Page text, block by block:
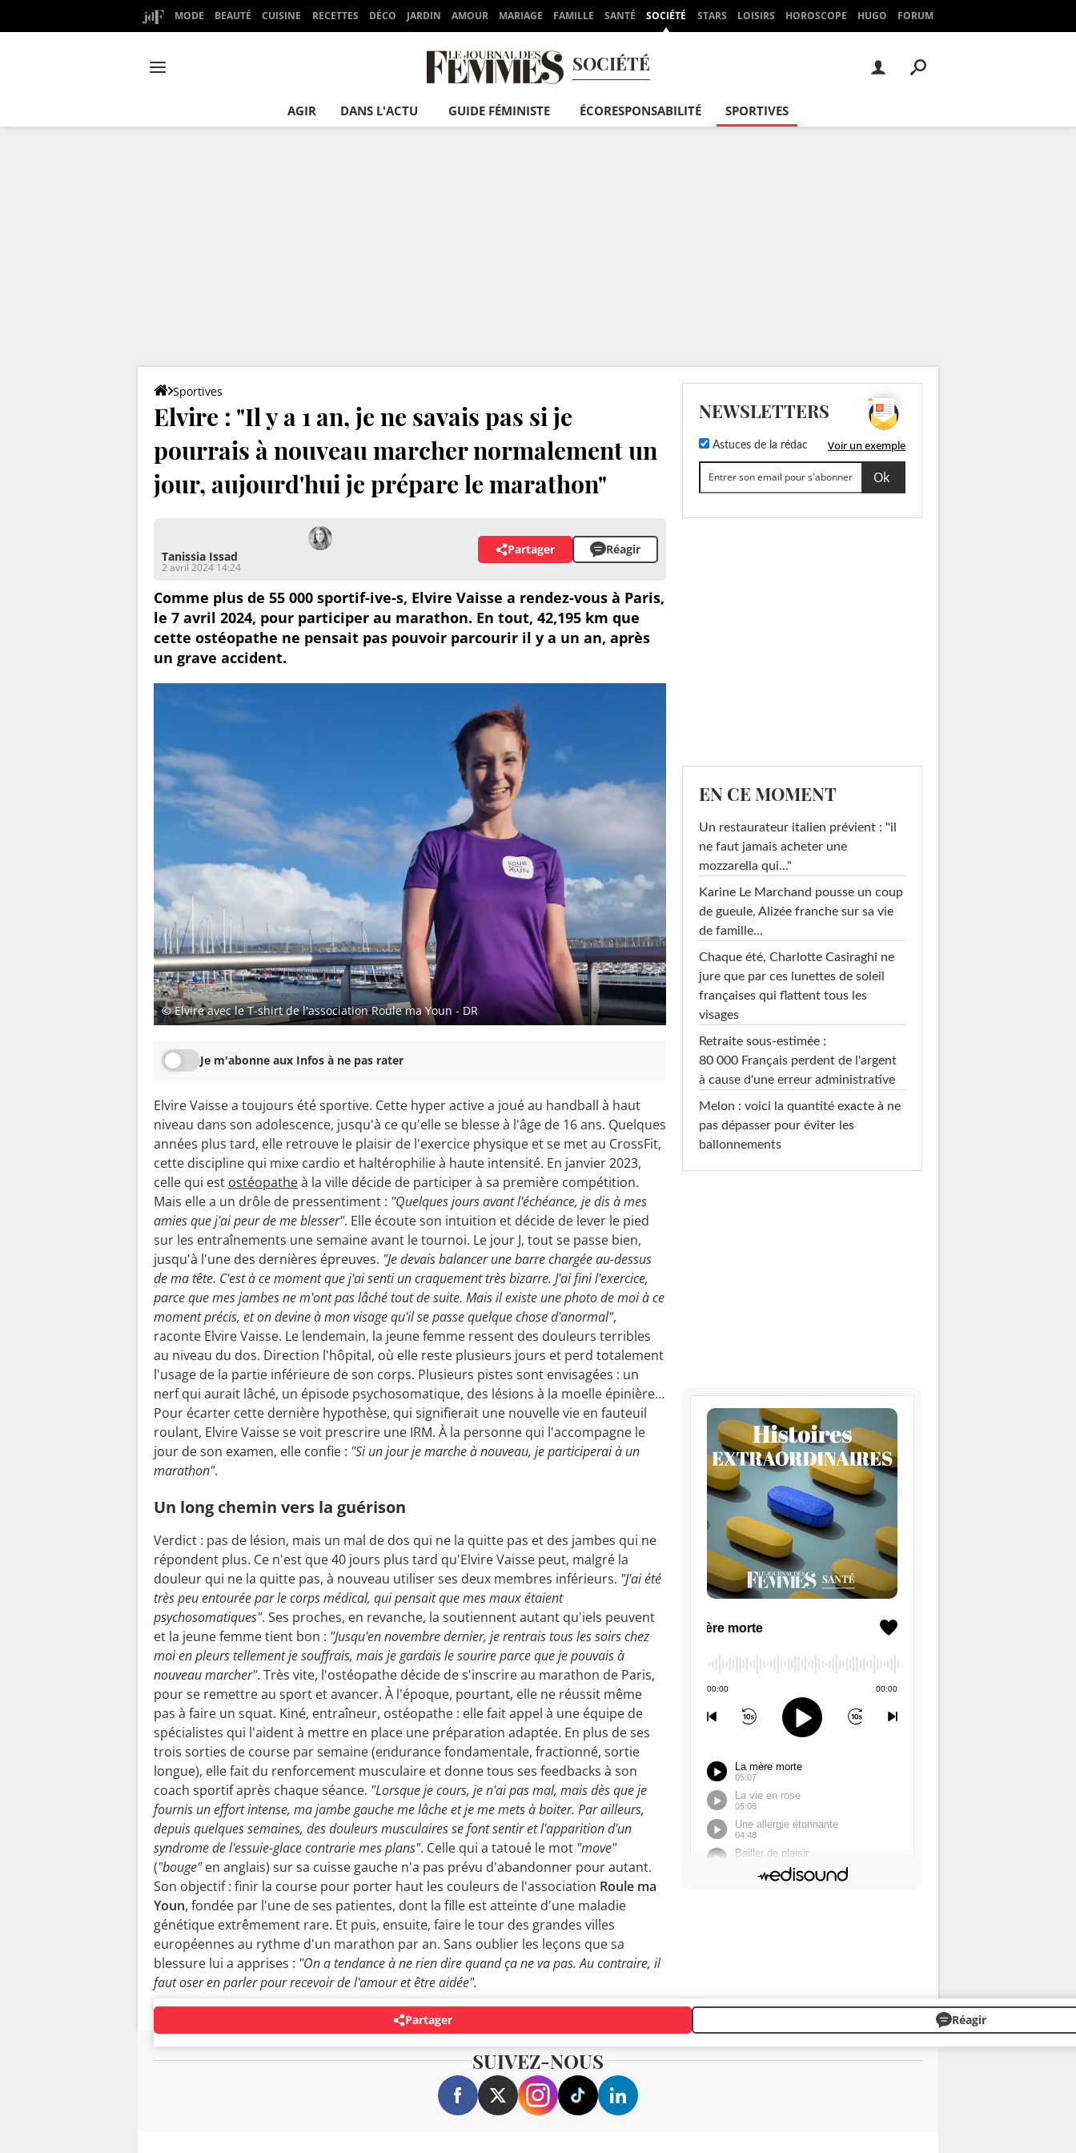
MODE BEAUTÉ CUISINE RECETTES DÉCO JARDIN AMOUR MARIAGE FAMILLE SANTÉ SOCIÉTÉ STARS LOISIRS HOROSCOPE HUGO FORUM
SOCIÉTÉ
AGIR DANS L'ACTU GUIDE FÉMINISTE ÉCORESPONSABILITÉ SPORTIVES
Sportives
Elvire : "Il y a 1 an, je ne savais pas si je
pourrais à nouveau marcher normalement un
jour, aujourd'hui je prépare le marathon"
Tanissia Issad
2 avril 2024 14:24
Partager Réagir
Comme plus de 55 000 sportif-ive-s, Elvire Vaisse a rendez-vous à Paris,
le 7 avril 2024, pour participer au marathon. En tout, 42,195 km que
cette ostéopathe ne pensait pas pouvoir parcourir il y a un an, après
un grave accident.
© Elvire avec le T-shirt de l'association Roule ma Youn - DR
Je m'abonne aux Infos à ne pas rater
Elvire Vaisse a toujours été sportive. Cette hyper active a joué au handball à haut
niveau dans son adolescence, jusqu'à ce qu'elle se blesse à l'âge de 16 ans. Quelques
années plus tard, elle retrouve le plaisir de l'exercice physique et se met au CrossFit,
cette discipline qui mixe cardio et haltérophilie à haute intensité. En janvier 2023,
celle qui est ostéopatheà la ville décide de participer à sa première compétition.
Mais elle a un drôle de pressentiment : "Quelques jours avant l'échéance, je dis à mes
amies que j'ai peur de me blesser". Elle écoute son intuition et décide de lever le pied
sur les entraînements une semaine avant le tournoi. Le jour J, tout se passe bien,
jusqu'à l'une des dernières épreuves. "Je devais balancer une barre chargée au-dessus
de ma tête. C'est à ce moment que j'ai senti un craquement très bizarre. J'ai fini l'exercice,
parce que mes jambes ne m'ont pas lâché tout de suite. Mais il existe une photo de moi à ce
moment précis, et on devine à mon visage qu'il se passe quelque chose d'anormal",
raconte Elvire Vaisse. Le lendemain, la jeune femme ressent des douleurs terribles
au niveau du dos. Direction l'hôpital, où elle reste plusieurs jours et perd totalement
l'usage de la partie inférieure de son corps. Plusieurs pistes sont envisagées : un
nerf qui aurait lâché, un épisode psychosomatique, des lésions à la moelle épinière…
Pour écarter cette dernière hypothèse, qui signifierait une nouvelle vie en fauteuil
roulant, Elvire Vaisse se voit prescrire une IRM. À la personne qui l'accompagne le
jour de son examen, elle confie : "Si un jour je marche à nouveau, je participerai à un
marathon".
Un long chemin vers la guérison
Verdict : pas de lésion, mais un mal de dos qui ne la quitte pas et des jambes qui ne
répondent plus. Ce n'est que 40 jours plus tard qu'Elvire Vaisse peut, malgré la
douleur qui ne la quitte pas, à nouveau utiliser ses deux membres inférieurs. "J'ai été
très peu entourée par le corps médical, qui pensait que mes maux étaient
psychosomatiques". Ses proches, en revanche, la soutiennent autant qu'iels peuvent
et la jeune femme tient bon : "Jusqu'en novembre dernier, je rentrais tous les soirs chez
moi en pleurs tellement je souffrais, mais je gardais le sourire parce que je pouvais à
nouveau marcher". Très vite, l'ostéopathe décide de s'inscrire au marathon de Paris,
pour se remettre au sport et avancer. À l'époque, pourtant, elle ne réussit même
pas à faire un squat. Kiné, entraîneur, ostéopathe : elle fait appel à une équipe de
spécialistes qui l'aident à mettre en place une préparation adaptée. En plus de ses
trois sorties de course par semaine (endurance fondamentale, fractionné, sortie
longue), elle fait du renforcement musculaire et donne tous ses feedbacks à son
coach sportif après chaque séance. "Lorsque je cours, je n'ai pas mal, mais dès que je
fournis un effort intense, ma jambe gauche me lâche et je me mets à boiter. Par ailleurs,
depuis quelques semaines, des douleurs musculaires se font sentir et l'apparition d'un
syndrome de l'essuie-glace contrarie mes plans". Celle qui a tatoué le mot "move"
("bouge"en anglais) sur sa cuisse gauche n'a pas prévu d'abandonner pour autant.
Son objectif : finir la course pour porter haut les couleurs de l'association Roule ma
Youn, fondée par l'une de ses patientes, dont la fille est atteinte d'une maladie
génétique extrêmement rare. Et puis, ensuite, faire le tour des grandes villes
européennes au rythme d'un marathon par an. Sans oublier les leçons que sa
blessure lui a apprises : "On a tendance à ne rien dire quand ça ne va pas. Au contraire, il
faut oser en parler pour recevoir de l'amour et être aidée".
Partager Réagir
NEWSLETTERS
Astuces de la rédac Voir un exemple
EN CE MOMENT
Un restaurateur italien prévient : "il
ne faut jamais acheter une
mozzarella qui..."
Karine Le Marchand pousse un coup
de gueule, Alizée franche sur sa vie
de famille...
Chaque été, Charlotte Casiraghi ne
jure que par ces lunettes de soleil
françaises qui flattent tous les
visages
Retraite sous-estimée :
80 000 Français perdent de l'argent
à cause d'une erreur administrative
Melon : voici la quantité exacte à ne
pas dépasser pour éviter les
ballonnements
SUIVEZ-NOUS